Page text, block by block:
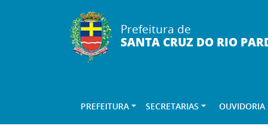
Prefeitura de
SANTA CRUZ DO RIO
PREFEITURA SECRETARIAS OUVIDORIA